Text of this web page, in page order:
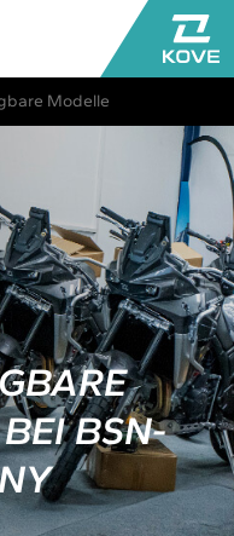
Modelle
BSN-